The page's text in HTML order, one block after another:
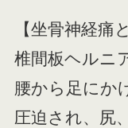
【坐骨神経痛
椎間板ヘルニ
腰から足にか
圧迫され、尻